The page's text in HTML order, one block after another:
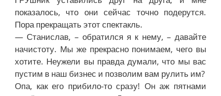
показалось, что они сейчас точно подерутся.
Пора прекращать этот спектакль.
— Станислав, – обратился я к нему, – давайте
начистоту. Мы же прекрасно понимаем, чего вы
хотите. Неужели вы правда думали, что мы вас
пустим в наш бизнес и позволим вам рулить им?
Опа, как его прибило-то сразу! Он аж пятнами